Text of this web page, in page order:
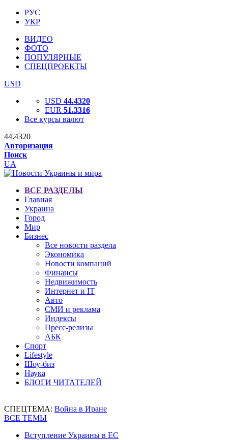
РУС
УКР
ВИДЕО
ФОТО
ПОПУЛЯРНЫЕ
СПЕЦПРОЕКТЫ
USD
USD 44.4320
EUR 51.3316
Все курсы валют
44.4320
Авторизация
Поиск
UA
ВСЕ РАЗДЕЛЫ
Главная
Украина
Город
Мир
Бизнес
Все новости раздела
Экономика
Новости компаний
Финансы
Недвижимость
Интернет и IT
Авто
СМИ и реклама
Индексы
Пресс-релизы
АБК
Спорт
Lifestyle
Шоу-биз
Наука
БЛОГИ ЧИТАТЕЛЕЙ
СПЕЦТЕМА: Война в Иране
ВСЕ ТЕМЫ
Вступление Украины в ЕС